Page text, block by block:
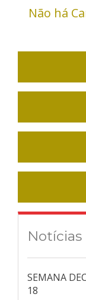
Não há
Notícias
SEMANA
18